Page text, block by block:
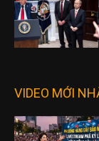
VIDEO MỚI